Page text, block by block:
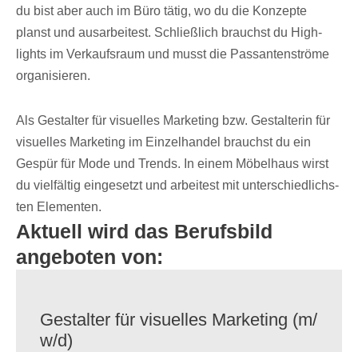
du bist aber auch im Büro tätig, wo du die Konzepte
planst und ausar­bei­test. Schließ­lich brauchst du High­
lights im Verkaufs­raum und musst die Passan­ten­ströme
organisieren.
Als Gestal­ter für visu­el­les Marke­ting bzw. Gestal­te­rin für
visu­el­les Marke­ting im Einzel­han­del brauchst du ein
Gespür für Mode und Trends. In einem Möbel­haus wirst
du viel­fäl­tig einge­setzt und arbei­test mit unter­schied­lichs­
ten Elementen.
Aktuell wird das Berufsbild
angeboten von:
Gestal­ter für visu­el­les Marke­ting (m/​
w/​d)